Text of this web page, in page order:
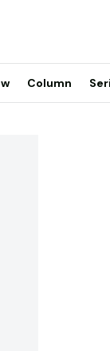
Column